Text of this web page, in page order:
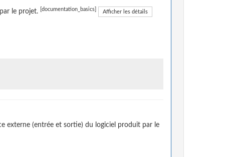
le projet. [documentation_basics] Afficher les détails
externe (entrée et sortie) du logiciel produit par le